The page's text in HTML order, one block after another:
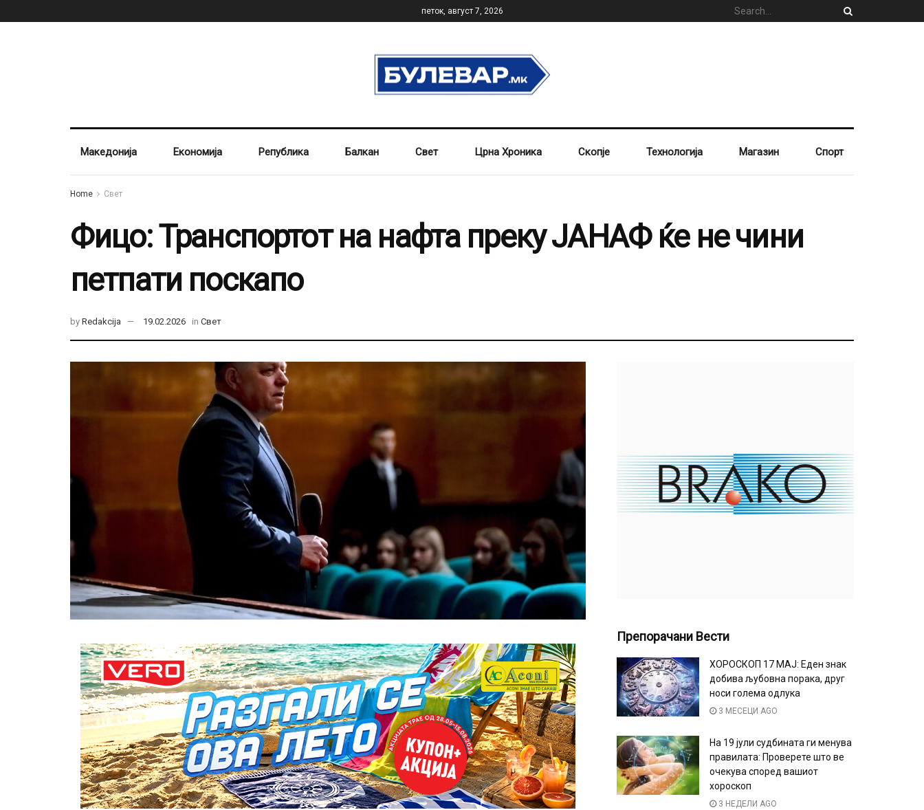
петок, август 7, 2026
Македонија Економија Република Балкан Свет Црна Хроника Скопје Технологија Магазин Спорт
Home Свет
Фицо: Транспортот на нафта преку ЈАНАФ ќе не чини
петпати поскапо
by Redakcija 19.02.2026 in Свет
Препорачани Вести
ХОРОСКОП 17 МАЈ: Еден знак
добива љубовна порака, друг
носи голема одлука
3 МЕСЕЦИ AGO
На 19 јули судбината ги менува
правилата: Проверете што ве
очекува според вашиот
хороскоп
3 НЕДЕЛИ AGO